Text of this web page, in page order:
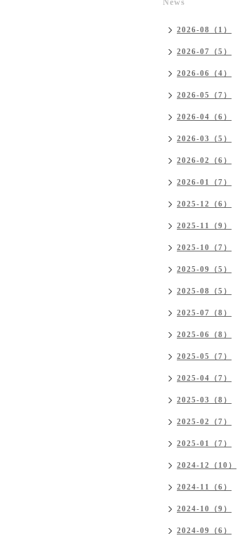
News
2026-08（1）
2026-07（5）
2026-06（4）
2026-05（7）
2026-04（6）
2026-03（5）
2026-02（6）
2026-01（7）
2025-12（6）
2025-11（9）
2025-10（7）
2025-09（5）
2025-08（5）
2025-07（8）
2025-06（8）
2025-05（7）
2025-04（7）
2025-03（8）
2025-02（7）
2025-01（7）
2024-12（10）
2024-11（6）
2024-10（9）
2024-09（6）